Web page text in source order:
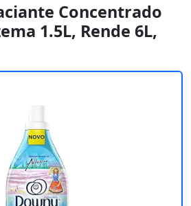
Concentrado
1.5L, Rende 6L,